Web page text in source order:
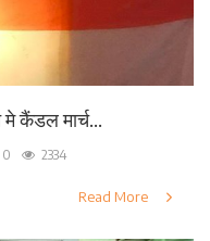
कैंडल मार्च...
0 2334
Read More